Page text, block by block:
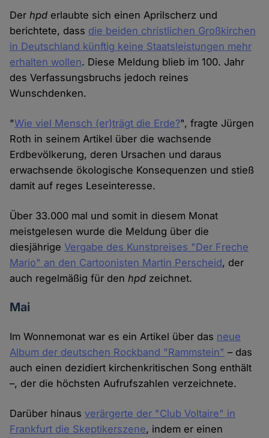
Derhpd erlaubte sich einen Aprilscherz und
berichtete, dass die beiden christlichen Großkirchen
in Deutschland künftig keine Staatsleistungen mehr
erhalten wollen. Diese Meldung blieb im 100. Jahr
des Verfassungsbruchs jedoch reines
Wunschdenken.
"Wie viel Mensch (er)trägt die Erde?", fragte Jürgen
Roth in seinem Artikel über die wachsende
Erdbevölkerung, deren Ursachen und daraus
erwachsende ökologische Konsequenzen und stieß
damit auf reges Leseinteresse.
Über 33.000 mal und somit in diesem Monat
meistgelesen wurde die Meldung über die
diesjährigeVergabe des Kunstpreises "Der Freche
Mario" an den Cartoonisten Martin Perscheid, der
auch regelmäßig für denhpd zeichnet.
Mai
Im Wonnemonat war es ein Artikel über das neue
Album der deutschen Rockband "Rammstein" – das
auch einen dezidiert kirchenkritischen Song enthält
–, der die höchsten Aufrufszahlen verzeichnete.
Darüber hinausverärgerte der "Club Voltaire" in
Frankfurt die Skeptikerszene, indem er einen